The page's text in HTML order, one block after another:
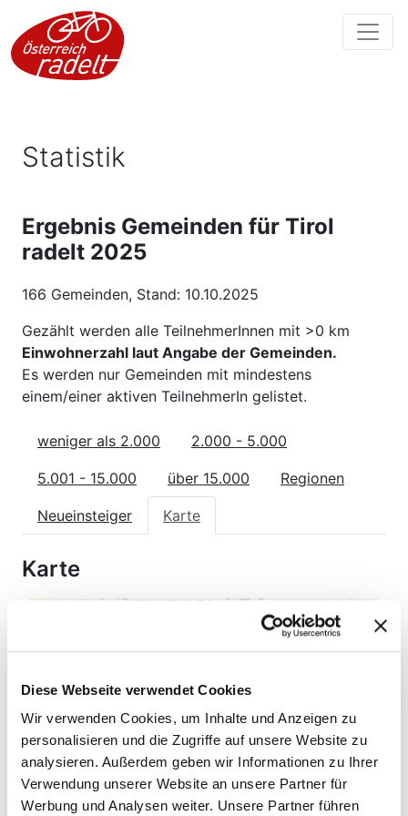
Diese Webseite verwendet Cookies
Wir verwenden Cookies, um Inhalte und Anzeigen zu
personalisieren und die Zugriffe auf unsere Website zu
analysieren. Außerdem geben wir Informationen zu Ihrer
Verwendung unserer Website an unsere Partner für
Werbung und Analysen weiter. Unsere Partner führen
Statistik
Ergebnis Gemeinden für Tirol
radelt 2025
166 Gemeinden, Stand: 10.10.2025
Gezählt werden alle TeilnehmerInnen mit >0 km
Einwohnerzahl laut Angabe der Gemeinden.
Es werden nur Gemeinden mit mindestens
einem/einer aktiven TeilnehmerIn gelistet.
weniger als 2.000 2.000 - 5.000
5.001 - 15.000 über 15.000 Regionen
Neueinsteiger Karte
Karte